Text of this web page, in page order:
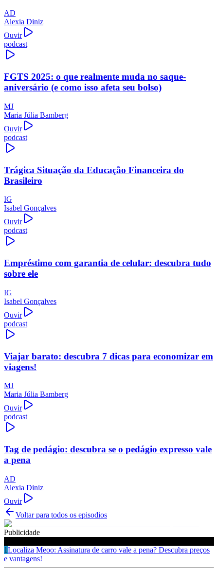
AD
Alexia Diniz
Ouvir
podcast
FGTS 2025: o que realmente muda no saque-
aniversário (e como isso afeta seu bolso)
MJ
Maria Júlia Bamberg
Ouvir
podcast
Trágica Situação da Educação Financeira do
Brasileiro
IG
Isabel Gonçalves
Ouvir
podcast
Empréstimo com garantia de celular: descubra tudo
sobre ele
IG
Isabel Gonçalves
Ouvir
podcast
Viajar barato: descubra 7 dicas para economizar em
viagens!
MJ
Maria Júlia Bamberg
Ouvir
podcast
Tag de pedágio: descubra se o pedágio expresso vale
a pena
AD
Alexia Diniz
Ouvir
Voltar para todos os episodios
Publicidade
1Localiza Meoo: Assinatura de carro vale a pena? Descubra preços
e vantagens!